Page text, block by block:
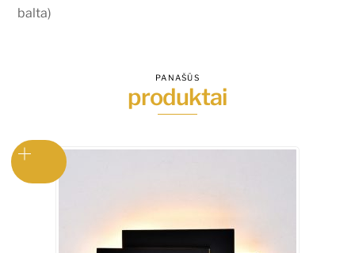
balta)
PANAŠŪS
produktai